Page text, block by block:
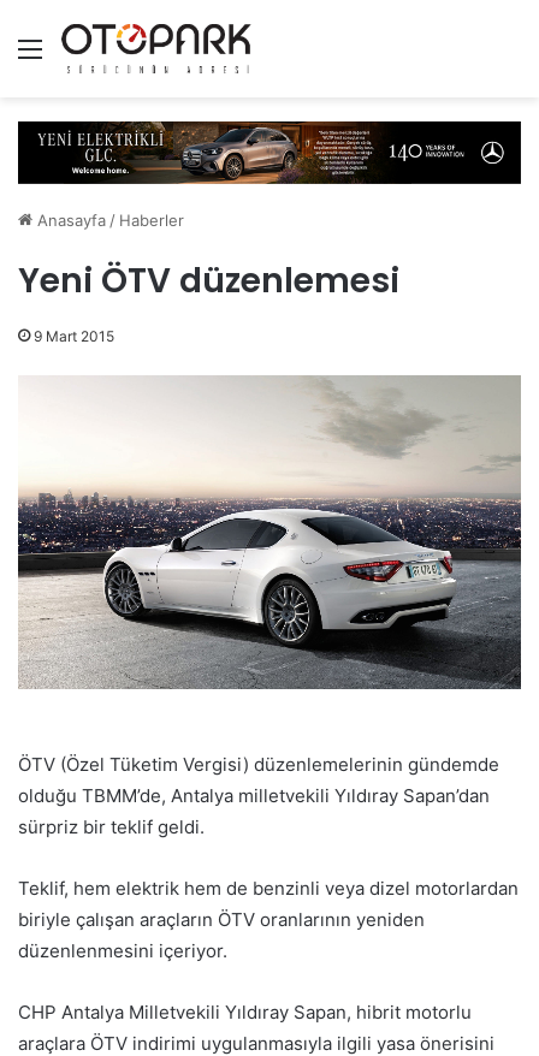
Menü
Anasayfa / Haberler
Yeni ÖTV düzenlemesi
9 Mart 2015
ÖTV (Özel Tüketim Vergisi) düzenlemelerinin gündemde
olduğu TBMM’de, Antalya milletvekili Yıldıray Sapan’dan
sürpriz bir teklif geldi.
Teklif, hem elektrik hem de benzinli veya dizel motorlardan
biriyle çalışan araçların ÖTV oranlarının yeniden
düzenlenmesini içeriyor.
CHP Antalya Milletvekili Yıldıray Sapan, hibrit motorlu
araçlara ÖTV indirimi uygulanmasıyla ilgili yasa önerisini